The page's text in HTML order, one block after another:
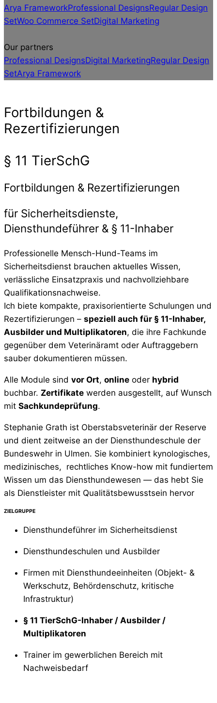
Arya FrameworkProfessional DesignsRegular Design
SetWoo Commerce SetDigital Marketing
Our partners
Professional DesignsDigital MarketingRegular Design
SetArya Framework
Fortbildungen &
Rezertifizierungen
§ 11 TierSchG
Fortbildungen & Rezertifizierungen
für Sicherheitsdienste,
Diensthundeführer & § 11-Inhaber
Professionelle Mensch-Hund-Teams im
Sicherheitsdienst brauchen aktuelles Wissen,
verlässliche Einsatzpraxis und nachvollziehbare
Qualifikationsnachweise.
Ich biete kompakte, praxisorientierte Schulungen und
Rezertifizierungen – speziell auch für § 11-Inhaber,
Ausbilder und Multiplikatoren, die ihre Fachkunde
gegenüber dem Veterinäramt oder Auftraggebern
sauber dokumentieren müssen.
Alle Module sind vor Ort, online oder hybrid
buchbar. Zertifikate werden ausgestellt, auf Wunsch
mit Sachkundeprüfung.
Stephanie Grath ist Oberstabsveterinär der Reserve
und dient zeitweise an der Diensthundeschule der
Bundeswehr in Ulmen. Sie kombiniert kynologisches,
medizinisches, rechtliches Know-how mit fundiertem
Wissen um das Diensthundewesen — das hebt Sie
als Dienstleister mit Qualitätsbewusstsein hervor
ZIELGRUPPE
Diensthundeführer im Sicherheitsdienst
Diensthundeschulen und Ausbilder
Firmen mit Diensthundeeinheiten (Objekt- &
Werkschutz, Behördenschutz, kritische
Infrastruktur)
§ 11 TierSchG-Inhaber / Ausbilder /
Multiplikatoren
Trainer im gewerblichen Bereich mit
Nachweisbedarf